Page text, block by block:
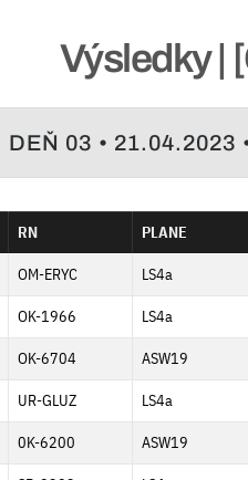
Výsledky |
DEŇ 03 • 21.04.2023
RN PLANE
OM-ERYC LS4a
OK-1966 LS4a
OK-6704 ASW19
UR-GLUZ LS4a
0K-6200 ASW19